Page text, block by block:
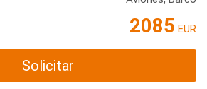
2085 EUR
Solicitar